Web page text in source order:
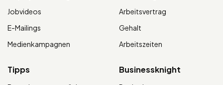
Jobvideos
E-Mailings
Medienkampagnen
Arbeitsvertrag
Gehalt
Arbeitszeiten
Tipps Businessknight